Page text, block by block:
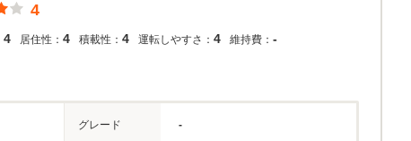
4
4 居住性： 4 積載性： 4 運転しやすさ： 4 維持費： -
グレード -